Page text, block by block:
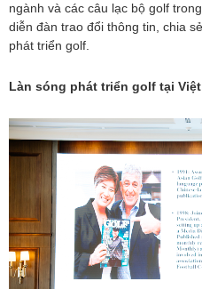
ngành và các câu lạc bộ golf
diễn đàn trao đổi thông tin, chia
phát triển golf.
Làn sóng phát triển golf tại Việt